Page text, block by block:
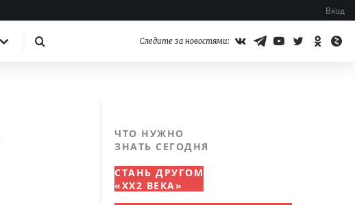
Вход
Следите за новостями:
ЧТО НУЖНО
ЗНАТЬ СЕГОДНЯ
СТАНЬ ДРУГОМ
«XX2 ВЕКА»